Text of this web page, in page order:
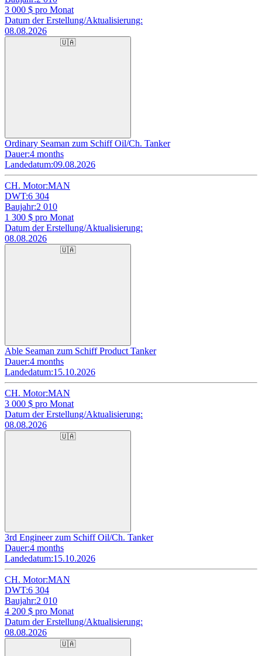
3 000 $ pro Monat
Datum der Erstellung/Aktualisierung:
08.08.2026
🇺🇦
Ordinary Seaman zum Schiff Oil/Ch. Tanker
Dauer:4 months
Landedatum:09.08.2026
CH. Motor:MAN
DWT:6 304
Baujahr:2 010
1 300 $ pro Monat
Datum der Erstellung/Aktualisierung:
08.08.2026
🇺🇦
Able Seaman zum Schiff Product Tanker
Dauer:4 months
Landedatum:15.10.2026
CH. Motor:MAN
3 000 $ pro Monat
Datum der Erstellung/Aktualisierung:
08.08.2026
🇺🇦
3rd Engineer zum Schiff Oil/Ch. Tanker
Dauer:4 months
Landedatum:15.10.2026
CH. Motor:MAN
DWT:6 304
Baujahr:2 010
4 200 $ pro Monat
Datum der Erstellung/Aktualisierung:
08.08.2026
🇺🇦